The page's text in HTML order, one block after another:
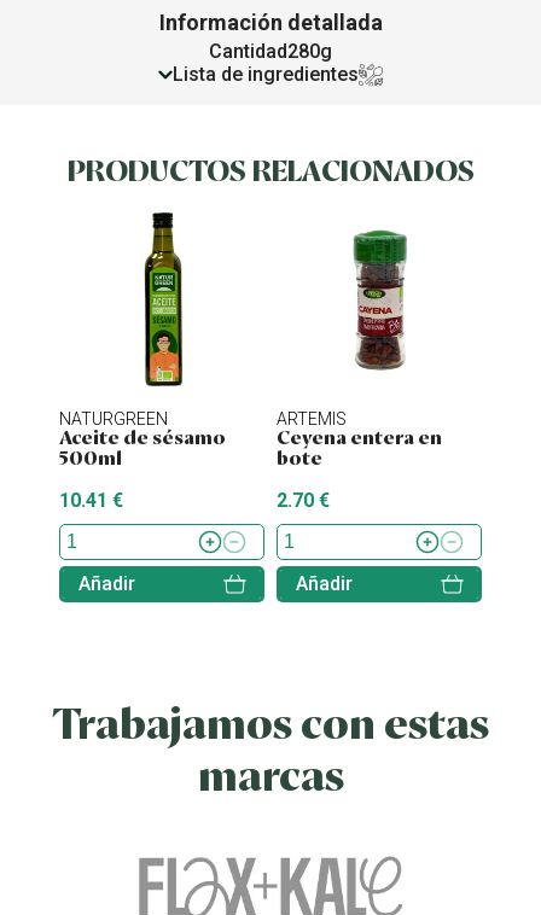
Información detallada
Cantidad280g
Lista de ingredientes
PRODUCTOS RELACIONADOS
NATURGREEN
Aceite de sésamo
500ml
10.41 €
Añadir
ARTEMIS
Ceyena entera en
bote
2.70 €
Añadir
Trabajamos con estas
marcas